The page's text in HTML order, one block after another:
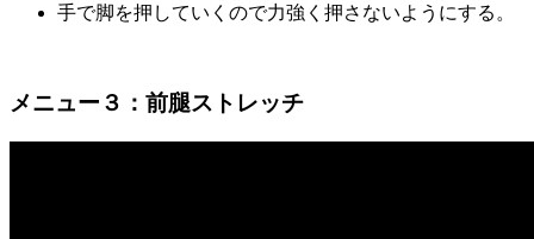
手で脚を押していくので力強く押さないようにする。
メニュー３：前腿ストレッチ